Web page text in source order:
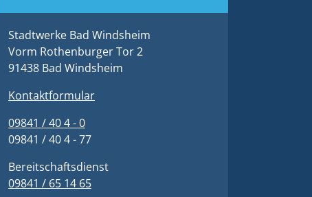
Stadtwerke Bad Windsheim
Vorm Rothenburger Tor 2
91438 Bad Windsheim
Kontaktformular
09841 / 40 4 - 0
09841 / 40 4 - 77
Bereitschaftsdienst
09841 / 65 14 65